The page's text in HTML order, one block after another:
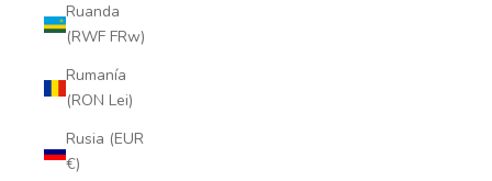
Ruanda
(RWF FRw)
Rumanía
(RON Lei)
Rusia (EUR
€)